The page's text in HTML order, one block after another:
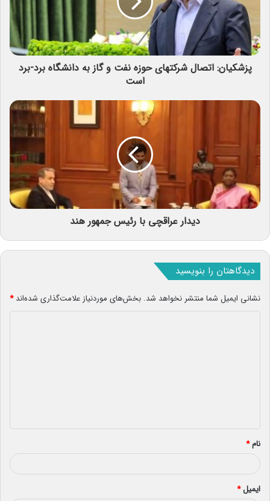
پزشکیان: اتصال شرکتهای حوزه نفت و گاز به دانشگاه برد-برد
است
دیدار عراقچی با رئیس جمهور هند
دیدگاهتان را بنویسید
نشانی ایمیل شما منتشر نخواهد شد. بخش‌های موردنیاز علامت‌گذاری شده‌اند*
*
نام*
ایمیل*